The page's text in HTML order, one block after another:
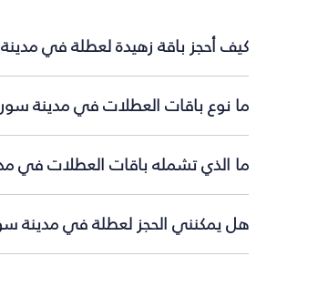
كيف أحجز باقة زهيدة لعطلة في
ما نوع باقات العطلات في مدينة
ما الذي تشمله باقات العطلات في
هل يمكنني الحجز لعطلة في مدينة